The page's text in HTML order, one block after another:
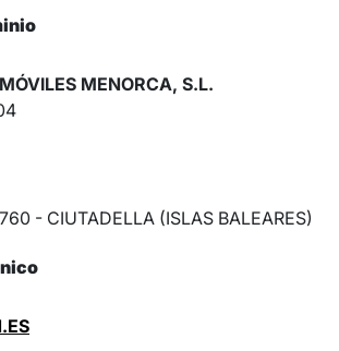
MENORCA, S.L.
- CIUTADELLA (ISLAS BALEARES)